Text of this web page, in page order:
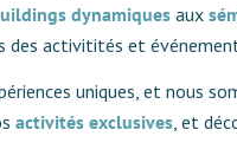
dynamiques aux
des activitités et
uniques, et nous
activités exclusives, et